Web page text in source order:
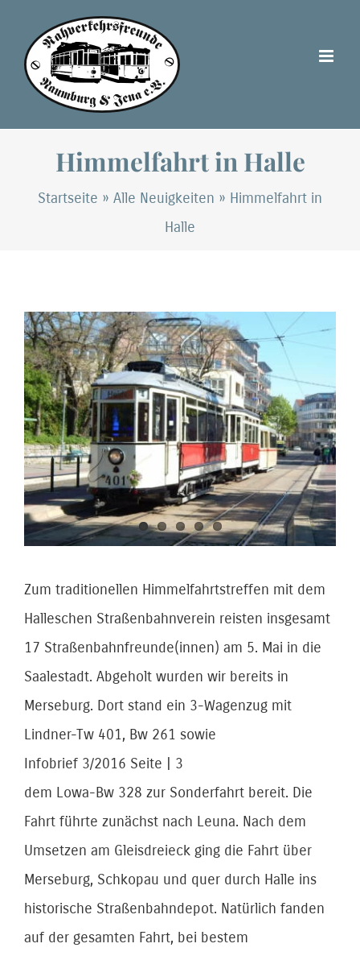
Inhalt
springen
Himmelfahrt in Halle
Startseite » Alle Neuigkeiten » Himmelfahrt in
Halle
Zeige
grösseres
Bild
Zum traditionellen Himmelfahrtstreffen mit dem
Halleschen Straßenbahnverein reisten insgesamt
17 Straßenbahnfreunde(innen) am 5. Mai in die
Saalestadt. Abgeholt wurden wir bereits in
Merseburg. Dort stand ein 3-Wagenzug mit
Lindner-Tw 401, Bw 261 sowie
Infobrief 3/2016 Seite | 3
dem Lowa-Bw 328 zur Sonderfahrt bereit. Die
Fahrt führte zunächst nach Leuna. Nach dem
Umsetzen am Gleisdreieck ging die Fahrt über
Merseburg, Schkopau und quer durch Halle ins
historische Straßenbahndepot. Natürlich fanden
auf der gesamten Fahrt, bei bestem